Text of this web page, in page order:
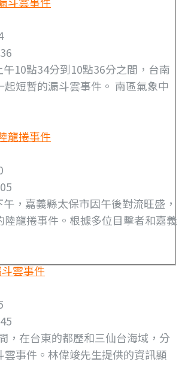
10點34分到10點36分之間，台南
起短暫的漏斗雲事件。 南區氣象中
龍捲事件
，嘉義縣太保市因午後對流旺盛，
陸龍捲事件。根據多位目擊者和嘉義
雲事件
，在台東的都歷和三仙台海域，分
雲事件。林偉竣先生提供的資訊顯